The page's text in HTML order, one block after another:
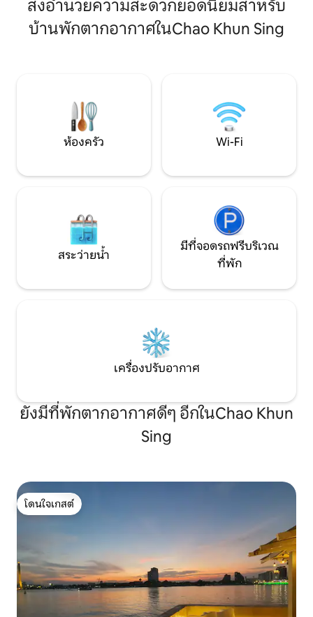
และห้องรับประทานอาหาร 1 ห้องครัว และ 1
ห้องน้ำ รองรับผู้ใหญ่ได้ 3 คนอย่างสะดวก
สบาย (เคล็ดลับ: สำหรับการจองที่มีผู้เข้าพัก
ติดต่อเราหลังจากจองที่พักเพื่อแจ้งให้เรา
ทราบ เราจะจัดการให้พนักงานของเราปรับ
เตียงโซฟาให้เรียบร้อยก่อนที่คุณจะเช็คอิน)
ราคาของการจองรวมการใช้ที่พักทั้งหมด
และพื้นที่ทำงานร่วมกัน
และห้องรับประทา
ห้องน้ำ รองรับผู้ใ
สบาย (‼️เคล็ดลับ:
ติดต่อเราหลังจาก
เราจะจัดการให้พนั
โซฟาให้ก่อนที่คุณจ
การจองรวมการใ
ทำงานร่วมกัน
สิ่งอำนวยความสะดวกยอดนิยมสำหรับ
บ้านพักตากอากาศในChao Khun Sing
ห้องครัว Wi-Fi
สระว่ายน้ำ
มีที่จอดรถฟรีบริเวณ
ที่พัก
เครื่องปรับอากาศ
ยังมีที่พักตากอากาศดีๆ อีกในChao Khun
Sing
โดนใจเกสต์
โดนใจเกสต์